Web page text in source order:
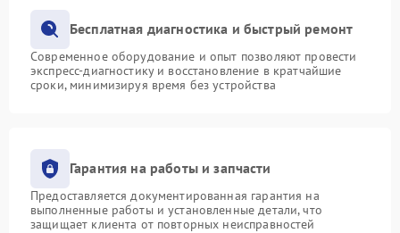
Бесплатная диагностика и быстрый ремонт
Современное оборудование и опыт позволяют провести
экспресс-диагностику и восстановление в кратчайшие
сроки, минимизируя время без устройства
Гарантия на работы и запчасти
Предоставляется документированная гарантия на
выполненные работы и установленные детали, что
защищает клиента от повторных неисправностей